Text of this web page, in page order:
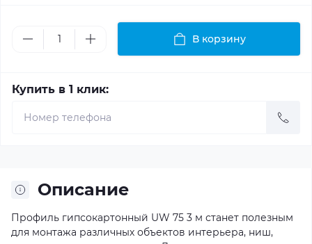
В корзину
Купить в 1 клик:
Описание
Профиль гипсокартонный UW 75 3 м станет полезным
для монтажа различных объектов интерьера, ниш,